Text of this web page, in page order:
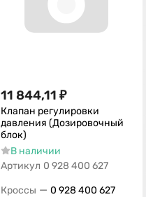
11 844,11 ₽
Клапан регулировки
давления (Дозировочный
блок)
В наличии
Артикул 0 928 400 627
Кроссы — 0 928 400 627